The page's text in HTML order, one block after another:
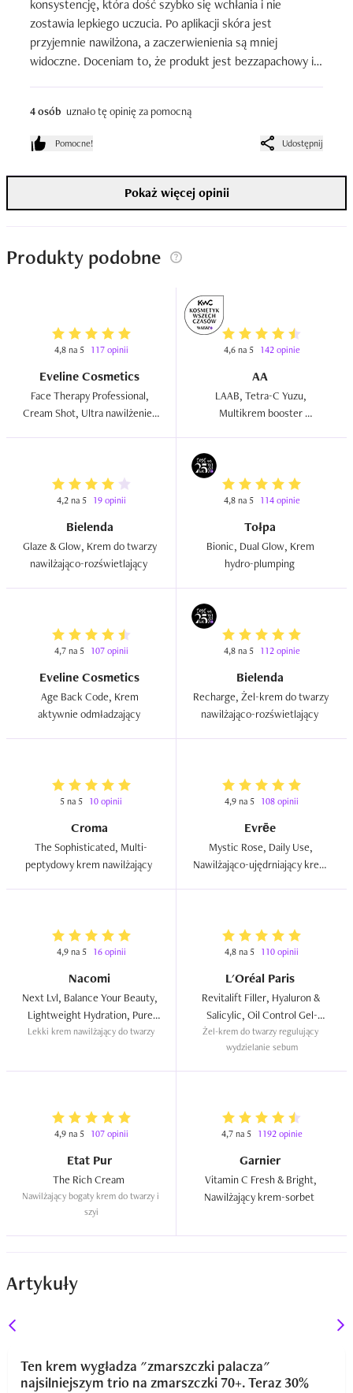
konsystencję, która dość szybko się wchłania i nie
zostawia lepkiego uczucia. Po aplikacji skóra jest
przyjemnie nawilżona, a zaczerwienienia są mniej
widoczne. Doceniam to, że produkt jest bezzapachowy i
końca. To moje pierwsze spotkanie z tą marką ale po tak
pozytywnym pierwszym wrażeniu z pewnością sięgnę po
kolejne produkty.
4 osób uznało tę opinię za pomocną
Pomocne! Udostępnij
Pokaż więcej opinii
Produkty podobne
4,8 na 5 117 opinii
Eveline Cosmetics
Face Therapy Professional,
Cream Shot, Ultra nawilżenie,
4,6 na 5 142 opinie
AA
LAAB, Tetra-C Yuzu,
Multikrem booster
4,2 na 5 19 opinii
Bielenda
Glaze & Glow, Krem do twarzy
4,8 na 5 114 opinie
Tołpa
Bionic, Dual Glow, Krem
4,7 na 5 107 opinii
Eveline Cosmetics
Age Back Code, Krem
4,8 na 5 112 opinie
Bielenda
Recharge, Żel-krem do twarzy
5 na 5 10 opinii
Croma
The Sophisticated, Multi-
4,9 na 5 108 opinii
Evrēe
Mystic Rose, Daily Use,
Nawilżająco-ujędrniający krem
4,9 na 5 16 opinii
Nacomi
Next Lvl, Balance Your Beauty,
Lightweight Hydration, Pure
Balance Oil-Free Cream
Lekki krem nawilżający do twarzy
4,8 na 5 110 opinii
L'Oréal Paris
Revitalift Filler, Hyaluron &
Salicylic, Oil Control Gel-
Żel-krem do twarzy regulujący
wydzielanie sebum
4,9 na 5 107 opinii
Etat Pur
Nawilżający bogaty krem do twarzy i
szyi
4,7 na 5 1192 opinie
Garnier
Vitamin C Fresh & Bright,
Artykuły
Ten krem wygładza "zmarszczki palacza"
najsilniejszym trio na zmarszczki 70+. Teraz 30%